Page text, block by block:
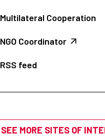
Multilateral Cooperation
NGO Coordinator
RSS feed
SEE MORE SITES OF